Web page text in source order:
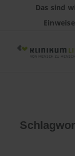
Das sind